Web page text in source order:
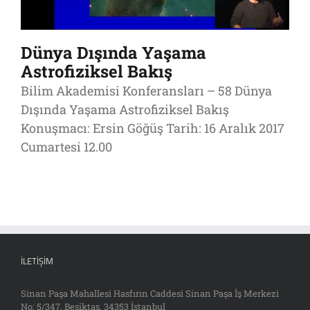
Dünya Dışında Yaşama
Astrofiziksel Bakış
Bilim Akademisi Konferansları – 58 Dünya
Dışında Yaşama Astrofiziksel Bakış
Konuşmacı: Ersin Göğüş Tarih: 16 Aralık 2017
Cumartesi 12.00
İLETIŞIM
Sinan Paşa Mahallesi Hasfırın Caddesi Sinan Paşa İş Merkezi
No: 5/347, Beşiktaş, 34353 İstanbul